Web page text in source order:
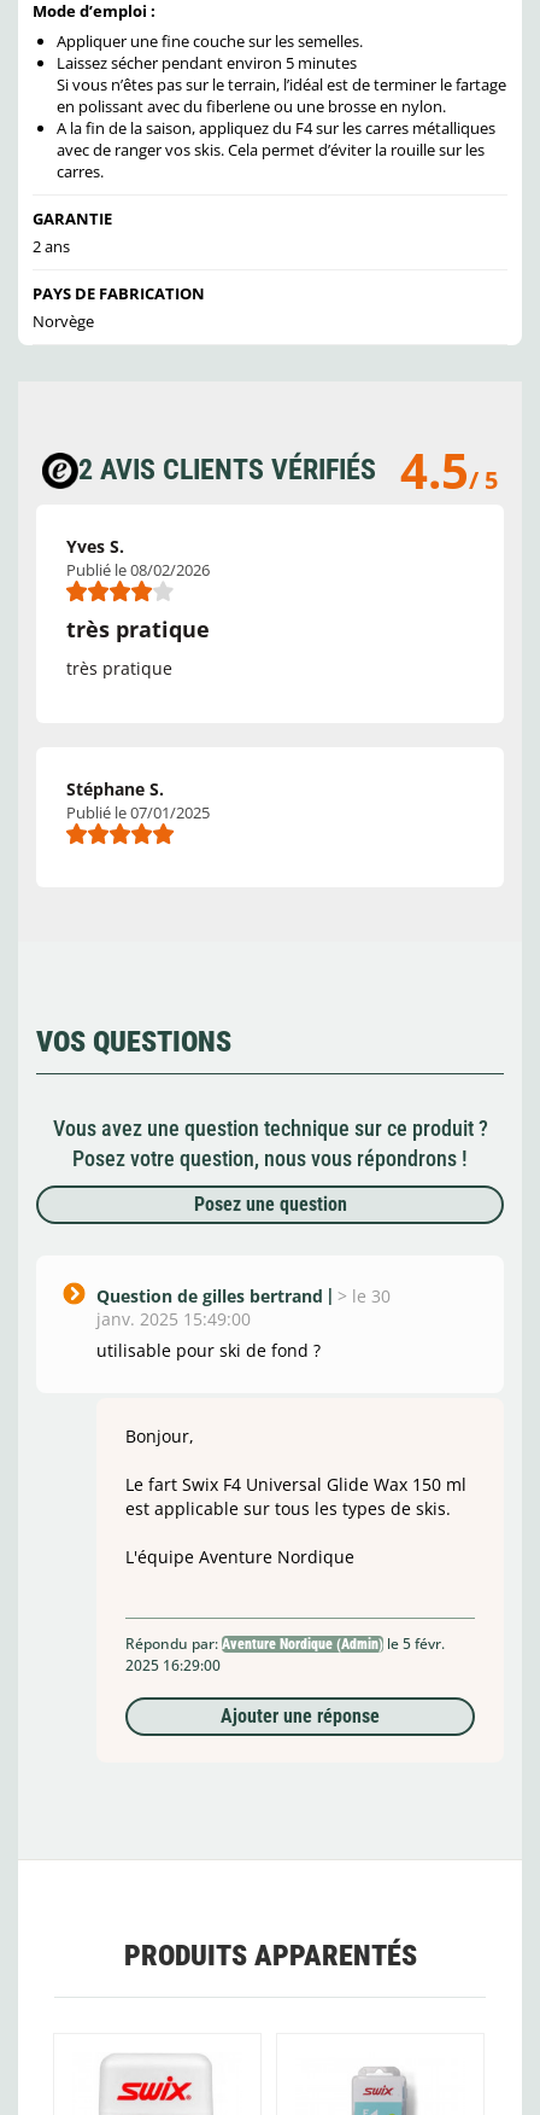
Mode d’emploi :
Appliquer une fine couche sur les semelles.
Laissez sécher pendant environ 5 minutes
Si vous n’êtes pas sur le terrain, l’idéal est de terminer le fartage
en polissant avec du fiberlene ou une brosse en nylon.
A la fin de la saison, appliquez du F4 sur les carres métalliques
avec de ranger vos skis. Cela permet d’éviter la rouille sur les
carres.
GARANTIE
2 ans
PAYS DE FABRICATION
Norvège
2 AVIS CLIENTS VÉRIFIÉS 4.5/ 5
Yves S.
Publié le 08/02/2026
très pratique
très pratique
Stéphane S.
Publié le 07/01/2025
VOS QUESTIONS
Vous avez une question technique sur ce produit ?
Posez votre question, nous vous répondrons !
Posez une question
Question de gilles bertrand > le 30
janv. 2025 15:49:00
utilisable pour ski de fond ?
Bonjour,
Le fart Swix F4 Universal Glide Wax 150 ml
est applicable sur tous les types de skis.
L'équipe Aventure Nordique
Répondu par: Aventure Nordique (Admin) le 5 févr.
2025 16:29:00
Ajouter une réponse
PRODUITS APPARENTÉS